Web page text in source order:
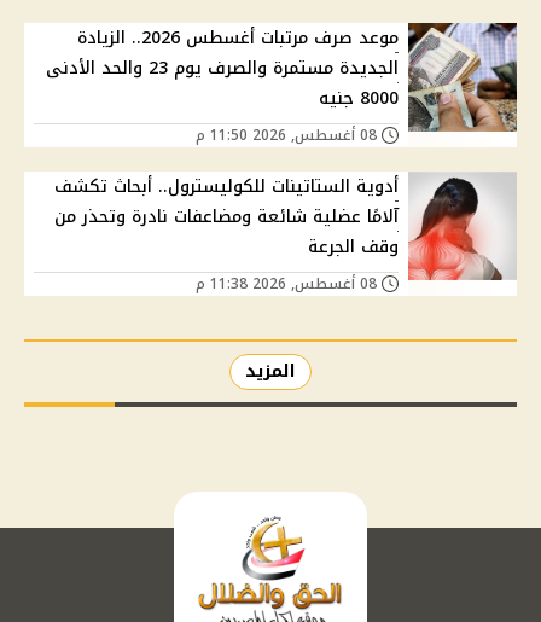
موعد صرف مرتبات أغسطس 2026.. الزيادة
الجديدة مستمرة والصرف يوم 23 والحد الأدنى
8000 جنيه
أدوية الستاتينات للكوليسترول.. أبحاث تكشف
آلامًا عضلية شائعة ومضاعفات نادرة وتحذر من
وقف الجرعة
المزيد